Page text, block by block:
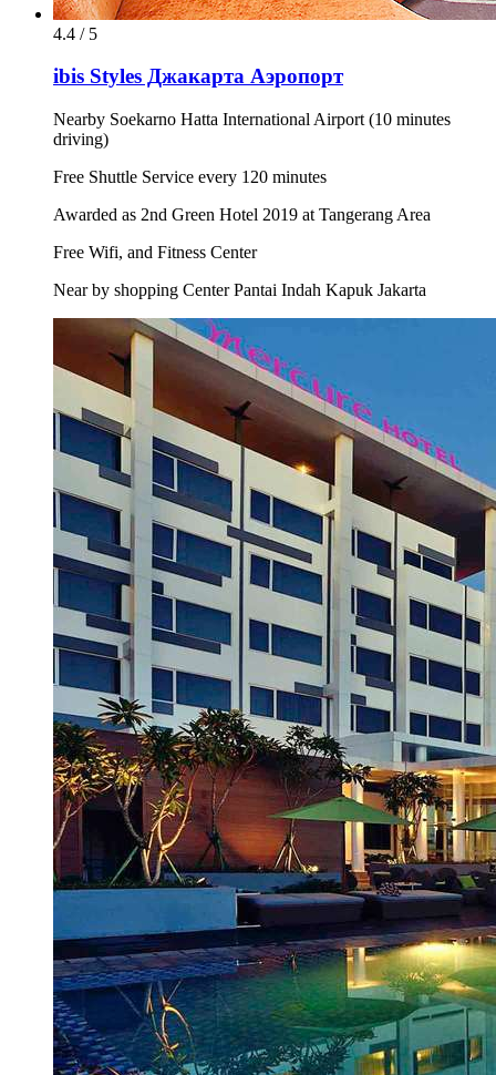
4.4 / 5
ibis Styles Джакарта Аэропорт
Nearby Soekarno Hatta International Airport (10 minutes
driving)
Free Shuttle Service every 120 minutes
Awarded as 2nd Green Hotel 2019 at Tangerang Area
Free Wifi, and Fitness Center
Near by shopping Center Pantai Indah Kapuk Jakarta